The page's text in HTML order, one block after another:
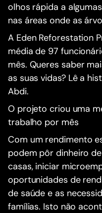
olhos rápida a
nas áreas onde as
A Eden Reforestation
média de 97
mês. Queres saber
as suas vidas? Lê a
Abdi.
O projeto criou uma
trabalho por mês
Com um rendimento
podem pôr dinheiro
casas, iniciar
oportunidades de
de saúde e as
famílias. Isto não